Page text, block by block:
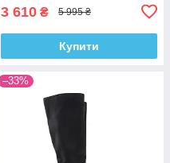
3 610 ₴ 5 995 ₴
Купити
–33%